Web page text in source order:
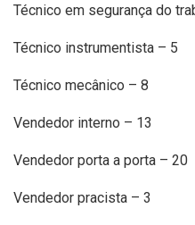
Técnico em segurança do
Técnico instrumentista – 5
Técnico mecânico – 8
Vendedor interno – 13
Vendedor porta a porta – 20
Vendedor pracista – 3